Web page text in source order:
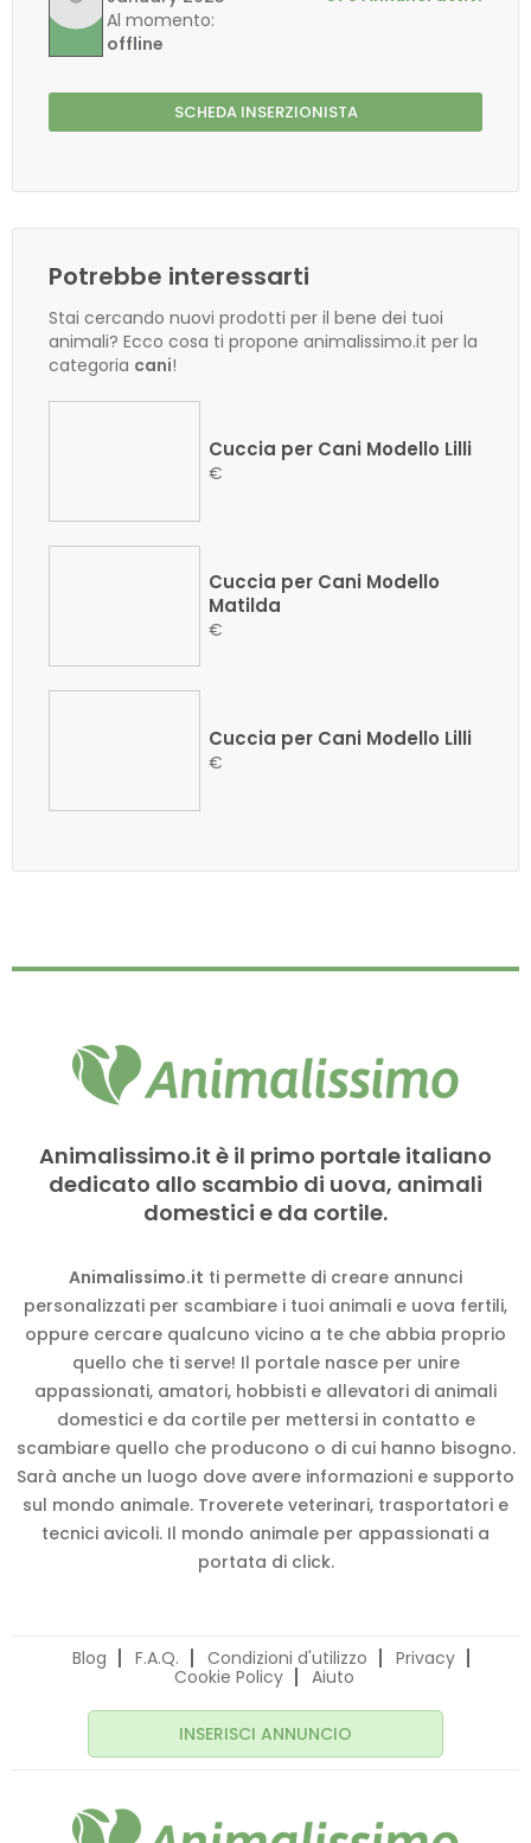
Al momento:
offline
SCHEDA INSERZIONISTA
Potrebbe interessarti
Stai cercando nuovi prodotti per il bene dei tuoi
animali? Ecco cosa ti propone animalissimo.it per la
categoria cani!
Cuccia per Cani Modello Lilli
€
Cuccia per Cani Modello
Matilda
€
Cuccia per Cani Modello Lilli
€
Animalissimo.it è il primo portale italiano
dedicato allo scambio di uova, animali
domestici e da cortile.
Animalissimo.it ti permette di creare annunci
personalizzati per scambiare i tuoi animali e uova fertili,
oppure cercare qualcuno vicino a te che abbia proprio
quello che ti serve! Il portale nasce per unire
appassionati, amatori, hobbisti e allevatori di animali
domestici e da cortile per mettersi in contatto e
scambiare quello che producono o di cui hanno bisogno.
Sarà anche un luogo dove avere informazioni e supporto
sul mondo animale. Troverete veterinari, trasportatori e
tecnici avicoli. Il mondo animale per appassionati a
portata di click.
Blog F.A.Q. Condizioni d'utilizzo
Privacy
Cookie Policy
Aiuto
INSERISCI ANNUNCIO